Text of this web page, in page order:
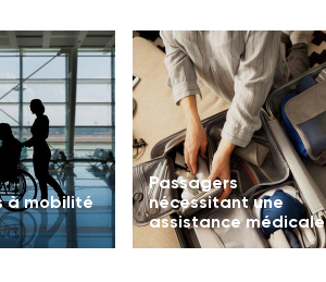
à mobilité
Passagers
nécessitant une
assistance médicale